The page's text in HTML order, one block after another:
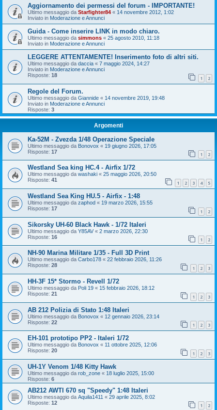
Aggiornamento dei permessi del forum - IMPORTANTE!
Ultimo messaggio da Starfighter84 « 14 novembre 2012, 1:02
Inviato in Moderazione e Annunci
Guida - Come inserire LINK in modo chiaro.
Ultimo messaggio da simmons « 25 agosto 2010, 11:18
Inviato in Moderazione e Annunci
LEGGERE ATTENTAMENTE! Inserimento foto di altri siti.
Ultimo messaggio da daccia « 7 maggio 2024, 14:27
Inviato in Moderazione e Annunci
Risposte: 18 1 2
Regole del Forum.
Ultimo messaggio da Giannide « 14 novembre 2019, 19:48
Inviato in Moderazione e Annunci
Risposte: 3
Argomenti
Ka-52M - Zvezda 1/48 Operazione Speciale
Ultimo messaggio da Bonovox « 19 giugno 2026, 17:05
Risposte: 17 1 2
Westland Sea king HC.4 - Airfix 1/72
Ultimo messaggio da washaki « 25 maggio 2026, 20:50
Risposte: 41 1 2 3 4 5
Westland Sea King HU.5 - Airfix - 1:48
Ultimo messaggio da zaphod « 19 marzo 2026, 15:55
Risposte: 17 1 2
Sikorsky UH-60 Black Hawk - 1/72 Italeri
Ultimo messaggio da Y85AV « 2 marzo 2026, 22:30
Risposte: 16 1 2
NH-90 Marina Militare 1/35 - Full 3D Print
Ultimo messaggio da Carbo178 « 22 febbraio 2026, 11:26
Risposte: 28 1 2 3
HH-3F 15* Stormo - Revell 1/72
Ultimo messaggio da Poli 19 « 15 febbraio 2026, 18:12
Risposte: 21 1 2 3
AB 212 Polizia di Stato 1:48 Italeri
Ultimo messaggio da Bonovox « 12 gennaio 2026, 23:14
Risposte: 22 1 2 3
EH-101 prototipo PP2 - Italeri 1/72
Ultimo messaggio da Bonovox « 11 ottobre 2025, 12:06
Risposte: 20 1 2 3
UH-1Y Venom 1/48 Kitty Hawk
Ultimo messaggio da rob_zone « 18 luglio 2025, 15:00
Risposte: 6
AB212 AWTI 670 sq "Speedy" 1:48 Italeri
Ultimo messaggio da Aquila1411 « 29 aprile 2025, 8:02
Risposte: 12 1 2